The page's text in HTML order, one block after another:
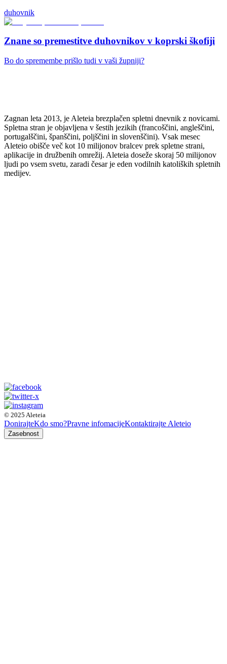
duhovnik
Znane so premestitve duhovnikov v koprski škofiji
Bo do spremembe prišlo tudi v vaši župniji?
Zagnan leta 2013, je Aleteia brezplačen spletni dnevnik z novicami.
Spletna stran je objavljena v šestih jezikih (francoščini, angleščini,
portugalščini, španščini, poljščini in slovenščini). Vsak mesec
Aleteio obišče več kot 10 milijonov bralcev prek spletne strani,
aplikacije in družbenih omrežij. Aleteia doseže skoraj 50 milijonov
ljudi po vsem svetu, zaradi česar je eden vodilnih katoliških spletnih
medijev.
© 2025 Aleteia
DonirajteKdo smo?Pravne infomacijeKontaktirajte Aleteio
Zasebnost